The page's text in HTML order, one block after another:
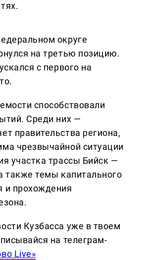
округе
на третью позицию.
с первого на
способствовали
Среди них —
правительства региона,
чрезвычайной ситуации
участка трассы Бийск —
также темы капитального
и прохождения
Кузбасса уже в твоем
на телеграм-
Live»